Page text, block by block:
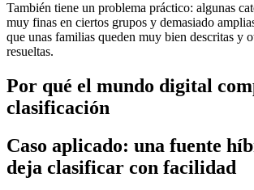
También tiene un problema práctico: algunas
muy finas en ciertos grupos y demasiado
que unas familias queden muy bien descritas y
resueltas.
Por qué el mundo digital
clasificación
Caso aplicado: una fuente
deja clasificar con facilidad